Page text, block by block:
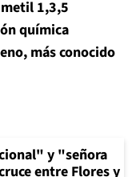
1,3,5
química
más conocido
y "señora
entre Flores y